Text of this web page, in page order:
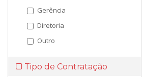
Gerência
Diretoria
Outro
Tipo de Contratação